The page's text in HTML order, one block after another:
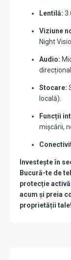
Lentilă:
Viziune
Night
Audio:
Stocare:
locală).
Funcții
mișcării,
Investește în
Bucură-te de
protecție
acum și preia
proprietății tale!